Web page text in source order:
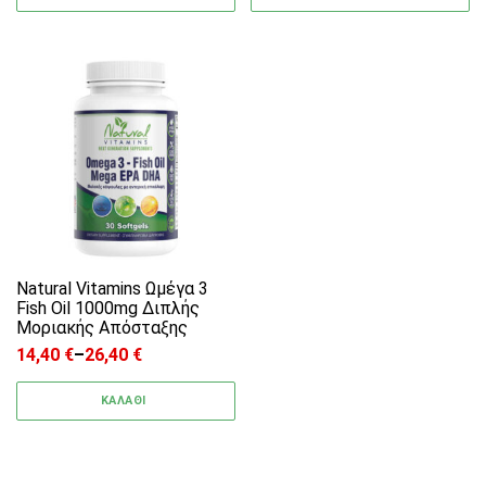
Natural Vitamins Ωμέγα 3
Fish Oil 1000mg Διπλής
Μοριακής Απόσταξης
14,40 €–26,40 €
Price range: 14,40 € through 26,40 €
ΚΑΛΑΘΙ
Αυτό το προϊόν έχει πολλαπλές